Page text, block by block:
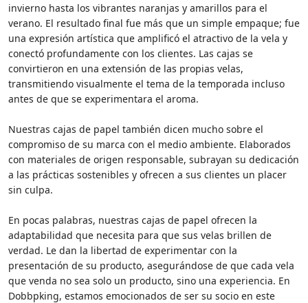
invierno hasta los vibrantes naranjas y amarillos para el
verano. El resultado final fue más que un simple empaque; fue
una expresión artística que amplificó el atractivo de la vela y
conectó profundamente con los clientes. Las cajas se
convirtieron en una extensión de las propias velas,
transmitiendo visualmente el tema de la temporada incluso
antes de que se experimentara el aroma.
Nuestras cajas de papel también dicen mucho sobre el
compromiso de su marca con el medio ambiente. Elaborados
con materiales de origen responsable, subrayan su dedicación
a las prácticas sostenibles y ofrecen a sus clientes un placer
sin culpa.
En pocas palabras, nuestras cajas de papel ofrecen la
adaptabilidad que necesita para que sus velas brillen de
verdad. Le dan la libertad de experimentar con la
presentación de su producto, asegurándose de que cada vela
que venda no sea solo un producto, sino una experiencia. En
Dobbpking, estamos emocionados de ser su socio en este